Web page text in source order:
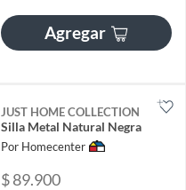
Agregar
JUST HOME COLLECTION
Silla Metal Natural Negra
Por Homecenter
$ 89.900